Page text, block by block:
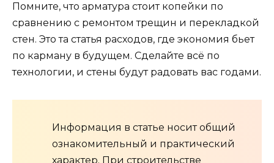
Помните, что арматура стоит копейки по
сравнению с ремонтом трещин и перекладкой
стен. Это та статья расходов, где экономия бьет
по карману в будущем. Сделайте всё по
технологии, и стены будут радовать вас годами.
Информация в статье носит общий
ознакомительный и практический
характер. При строительстве